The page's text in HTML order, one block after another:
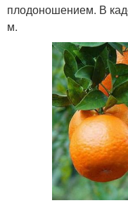
плодоношением. В
м.